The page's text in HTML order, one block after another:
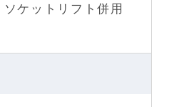
ケットリフト併用